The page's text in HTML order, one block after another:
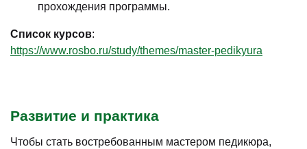
прохождения программы.
Список курсов:
https://www.rosbo.ru/study/themes/master-pedikyura
Развитие и практика
Чтобы стать востребованным мастером педикюра,